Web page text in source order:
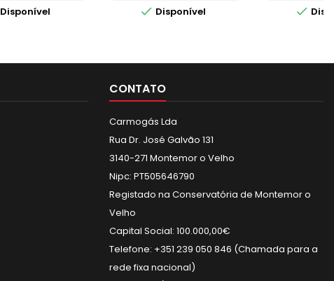
Disponível  Disponível 
CONTATO
Carmogás Lda
Rua Dr. José Galvão 131
3140-271 Montemor o Velho
Nipc: PT505646790
Registado na Conservatória de Montemor o
Velho
Capital Social: 100.000,00€
Telefone: +351 239 050 846 (Chamada para a
rede fixa nacional)